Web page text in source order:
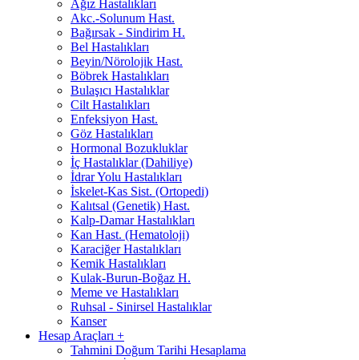
Ağız Hastalıkları
Akc.-Solunum Hast.
Bağırsak - Sindirim H.
Bel Hastalıkları
Beyin/Nörolojik Hast.
Böbrek Hastalıkları
Bulaşıcı Hastalıklar
Cilt Hastalıkları
Enfeksiyon Hast.
Göz Hastalıkları
Hormonal Bozukluklar
İç Hastalıklar (Dahiliye)
İdrar Yolu Hastalıkları
İskelet-Kas Sist. (Ortopedi)
Kalıtsal (Genetik) Hast.
Kalp-Damar Hastalıkları
Kan Hast. (Hematoloji)
Karaciğer Hastalıkları
Kemik Hastalıkları
Kulak-Burun-Boğaz H.
Meme ve Hastalıkları
Ruhsal - Sinirsel Hastalıklar
Kanser
Hesap Araçları +
Tahmini Doğum Tarihi Hesaplama